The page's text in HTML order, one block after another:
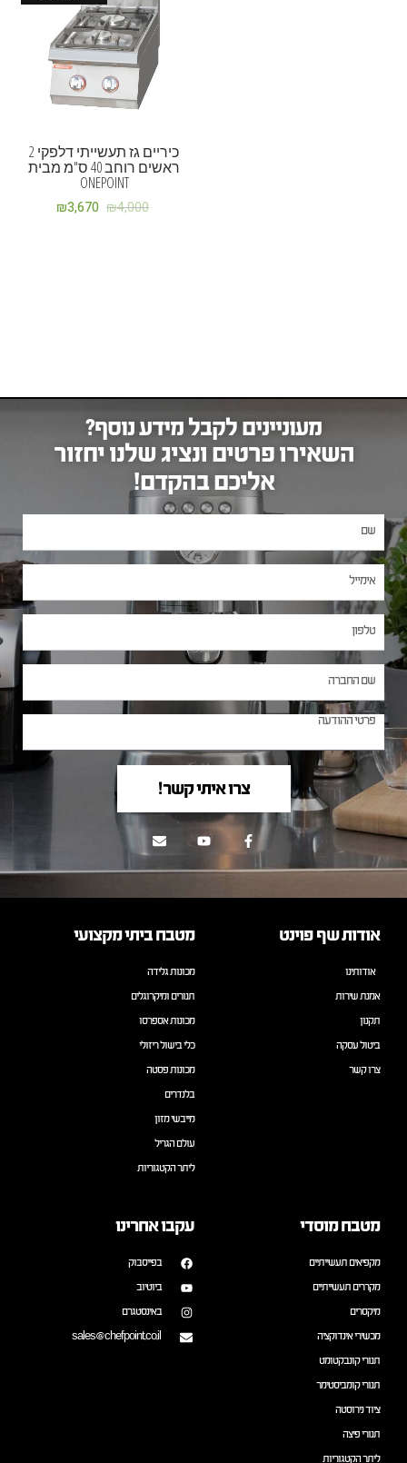
כיריים גז תעשייתי דלפקי 2
ראשים רוחב 40 ס"מ מבית
ONEPOINT
₪4,000
₪3,670
מעוניינים לקבל מידע נוסף?
השאירו פרטים ונציג שלנו יחזור
אליכם בהקדם!
צרו איתי קשר!
אודות שף פוינט
אודותינו
אמנת שירות
תקנון
ביטול עסקה
צרו קשר
מטבח ביתי מקצועי
מכונות גלידה
תנורים ומיקרוגלים
מכונות אספרסו
כלי בישול ריזולי
מכונות פסטה
בלנדרים
מייבשי מזון
עולם הגריל
ליתר הקטגוריות
מטבח מוסדי
מקפיאים תעשייתיים
מקררים תעשייתיים
מיקסרים
מכשירי אינדוקציה
תנורי קונבקטומט
תנורי קומביסטימר
ציוד נירוסטה
תנורי פיצה
ליתר הקטגוריות
עקבו אחרינו
בפייסבוק
ביוטיוב
באינסטגרם
sales@chefpoint.co.il